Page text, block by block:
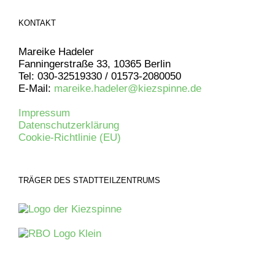
KONTAKT
Mareike Hadeler
Fanningerstraße 33, 10365 Berlin
Tel: 030-32519330 / 01573-2080050
E-Mail: mareike.hadeler@kiezspinne.de
Impressum
Datenschutzerklärung
Cookie-Richtlinie (EU)
TRÄGER DES STADTTEILZENTRUMS